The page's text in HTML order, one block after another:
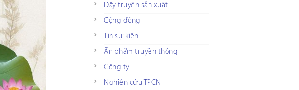
Dây truyền sản xuất
Cộng đồng
Tin sự kiện
Ấn phẩm truyền thông
Công ty
Nghiên cứu TPCN